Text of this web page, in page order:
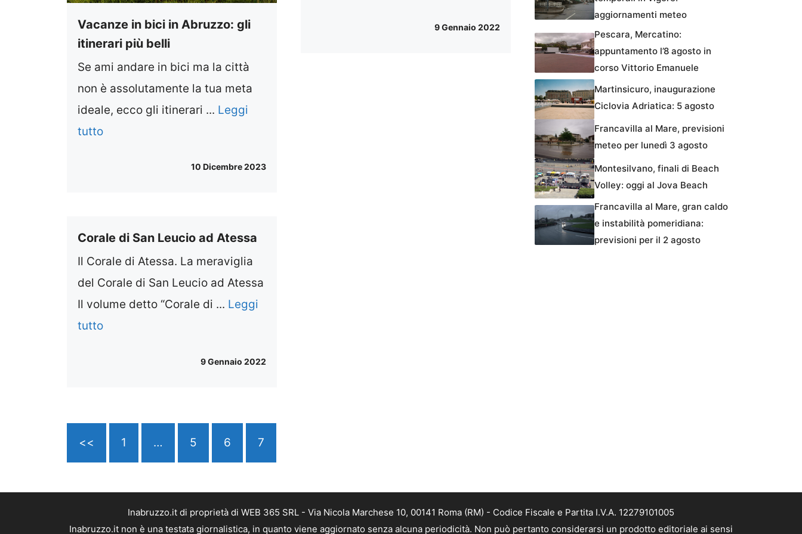
Vacanze in bici in Abruzzo: gli
itinerari più belli
Se ami andare in bici ma la città
non è assolutamente la tua meta
ideale, ecco gli itinerari ... Leggi
tutto
10 Dicembre 2023
9 Gennaio 2022
Corale di San Leucio ad Atessa
Il Corale di Atessa. La meraviglia
del Corale di San Leucio ad Atessa
Il volume detto “Corale di ... Leggi
tutto
9 Gennaio 2022
<< 1 … 5 6 7
aggiornamenti meteo
Pescara, Mercatino:
appuntamento l’8 agosto in
corso Vittorio Emanuele
Martinsicuro, inaugurazione
Ciclovia Adriatica: 5 agosto
Francavilla al Mare, previsioni
meteo per lunedì 3 agosto
Montesilvano, finali di Beach
Volley: oggi al Jova Beach
Francavilla al Mare, gran caldo
e instabilità pomeridiana:
previsioni per il 2 agosto
Inabruzzo.it di proprietà di WEB 365 SRL - Via Nicola Marchese 10, 00141 Roma (RM) - Codice Fiscale e Partita I.V.A. 12279101005
Inabruzzo.it non è una testata giornalistica, in quanto viene aggiornato senza alcuna periodicità. Non può pertanto considerarsi un prodotto editoriale ai sensi